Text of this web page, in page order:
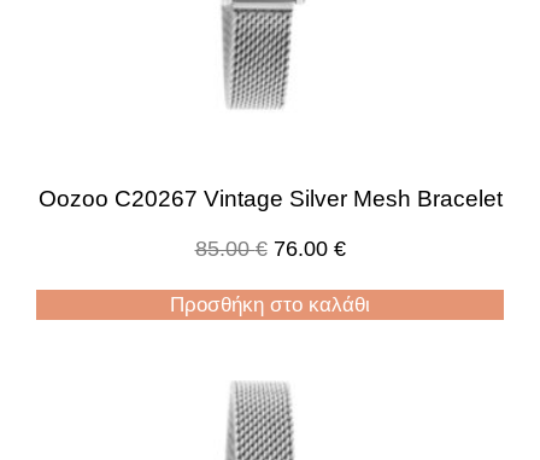
Oozoo C20267 Vintage Silver Mesh Bracelet
85.00€ 76.00 €
Προσθήκη στο καλάθι